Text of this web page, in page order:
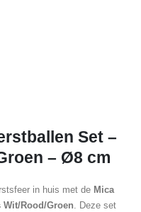
Set –
– Ø8 cm
in huis met de Mica
Wit/Rood/Groen. Deze set